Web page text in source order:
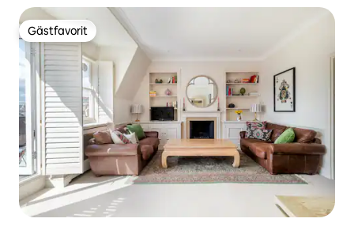
Gästfavorit
Gästfavorit